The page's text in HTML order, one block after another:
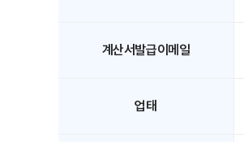
계산서발급이메일
업태